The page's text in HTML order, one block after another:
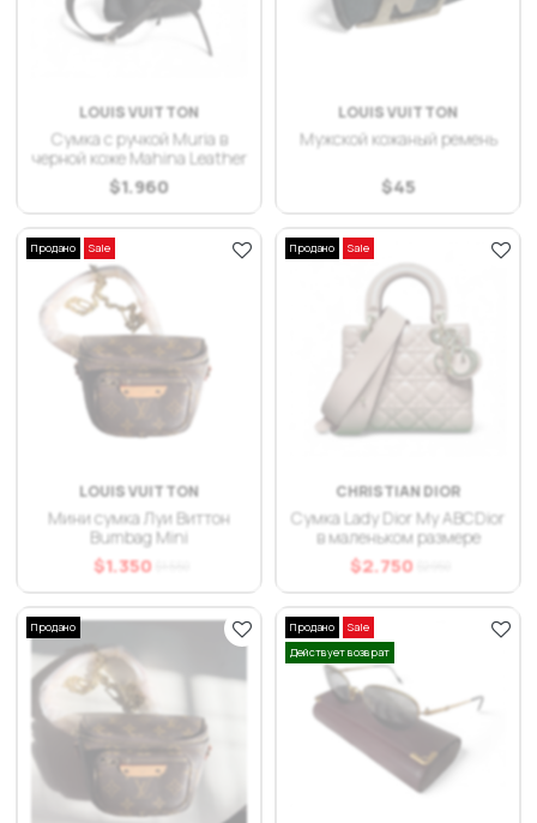
LOUIS VUITTON
Сумка с ручкой Muria в
черной коже Mahina Leather
1.960
$
LOUIS VUITTON
Мужской кожаный ремень
45
$
Продано Sale
LOUIS VUITTON
Мини сумка Луи Виттон
Bumbag Mini
1.350
$
Продано Sale
CHRISTIAN DIOR
Сумка Lady Dior My ABCDior
в маленьком размере
2.750
$
Продано Продано
Sale
Действует возврат